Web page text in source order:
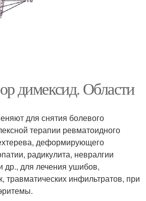
димексид. Области
для снятия болевого
терапии ревматоидного
деформирующего
радикулита, невралгии
др., для лечения ушибов,
травматических инфильтратов, при